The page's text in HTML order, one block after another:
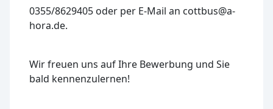
0355/8629405 oder per E-Mail an cottbus@a-
hora.de.
Wir freuen uns auf Ihre Bewerbung und Sie
bald kennenzulernen!